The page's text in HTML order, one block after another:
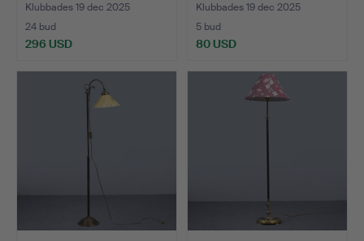
Klubbades 19 dec 2025
24 bud
296 USD
Klubbades 19 dec 2025
5 bud
80 USD